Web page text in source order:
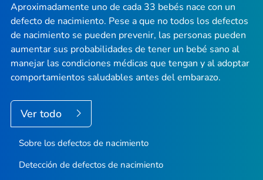
Aproximadamente uno de cada 33 bebés nace con un
defecto de nacimiento. Pese a que no todos los defectos
de nacimiento se pueden prevenir, las personas pueden
aumentar sus probabilidades de tener un bebé sano al
manejar las condiciones médicas que tengan y al adoptar
comportamientos saludables antes del embarazo.
Ver todo
Sobre los defectos de nacimiento
Detección de defectos de nacimiento